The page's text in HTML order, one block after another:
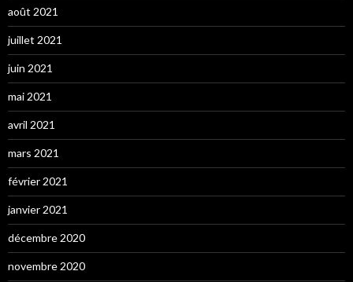
août 2021
juillet 2021
juin 2021
mai 2021
avril 2021
mars 2021
février 2021
janvier 2021
décembre 2020
novembre 2020